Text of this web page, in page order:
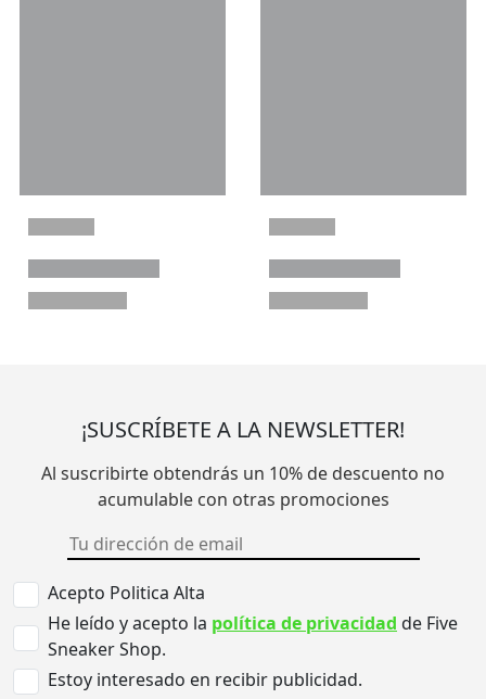
¡SUSCRÍBETE A LA NEWSLETTER!
Al suscribirte obtendrás un 10% de descuento no
acumulable con otras promociones
Acepto Politica Alta
He leído y acepto la política de privacidad de Five
Sneaker Shop.
Estoy interesado en recibir publicidad.